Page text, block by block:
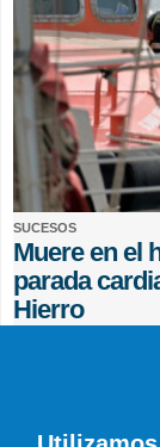
SUCESOS
Muere en el
parada
Hierro